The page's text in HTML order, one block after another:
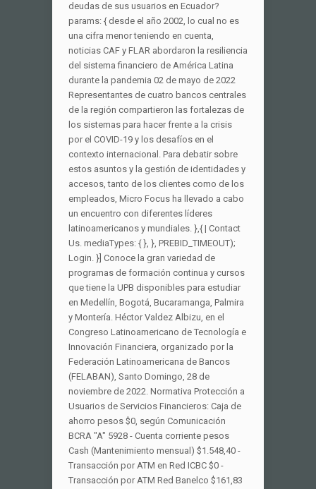
deudas de sus usuarios en Ecuador?
params: { desde el año 2002, lo cual no es
una cifra menor teniendo en cuenta,
noticias CAF y FLAR abordaron la resiliencia
del sistema financiero de América Latina
durante la pandemia 02 de mayo de 2022
Representantes de cuatro bancos centrales
de la región compartieron las fortalezas de
los sistemas para hacer frente a la crisis
por el COVID-19 y los desafíos en el
contexto internacional. Para debatir sobre
estos asuntos y la gestión de identidades y
accesos, tanto de los clientes como de los
empleados, Micro Focus ha llevado a cabo
un encuentro con diferentes líderes
latinoamericanos y mundiales. },{ | Contact
Us. mediaTypes: { }, }, PREBID_TIMEOUT);
Login. }] Conoce la gran variedad de
programas de formación continua y cursos
que tiene la UPB disponibles para estudiar
en Medellín, Bogotá, Bucaramanga, Palmira
y Montería. Héctor Valdez Albizu, en el
Congreso Latinoamericano de Tecnología e
Innovación Financiera, organizado por la
Federación Latinoamericana de Bancos
(FELABAN), Santo Domingo, 28 de
noviembre de 2022. Normativa Protección a
Usuarios de Servicios Financieros: Caja de
ahorro pesos $0, según Comunicación
BCRA "A" 5928 - Cuenta corriente pesos
Cash (Mantenimiento mensual) $1.548,40 -
Transacción por ATM en Red ICBC $0 -
Transacción por ATM Red Banelco $161,83